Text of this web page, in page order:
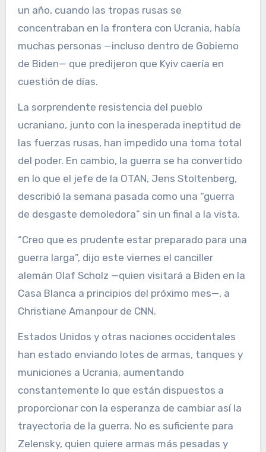
un año, cuando las tropas rusas se
concentraban en la frontera con Ucrania, había
muchas personas —incluso dentro de Gobierno
de Biden— que predijeron que Kyiv caería en
cuestión de días.
La sorprendente resistencia del pueblo
ucraniano, junto con la inesperada ineptitud de
las fuerzas rusas, han impedido una toma total
del poder. En cambio, la guerra se ha convertido
en lo que el jefe de la OTAN, Jens Stoltenberg,
describió la semana pasada como una “guerra
de desgaste demoledora” sin un final a la vista.
“Creo que es prudente estar preparado para una
guerra larga”, dijo este viernes el canciller
alemán Olaf Scholz —quien visitará a Biden en la
Casa Blanca a principios del próximo mes—, a
Christiane Amanpour de CNN.
Estados Unidos y otras naciones occidentales
han estado enviando lotes de armas, tanques y
municiones a Ucrania, aumentando
constantemente lo que están dispuestos a
proporcionar con la esperanza de cambiar así la
trayectoria de la guerra. No es suficiente para
Zelensky, quien quiere armas más pesadas y